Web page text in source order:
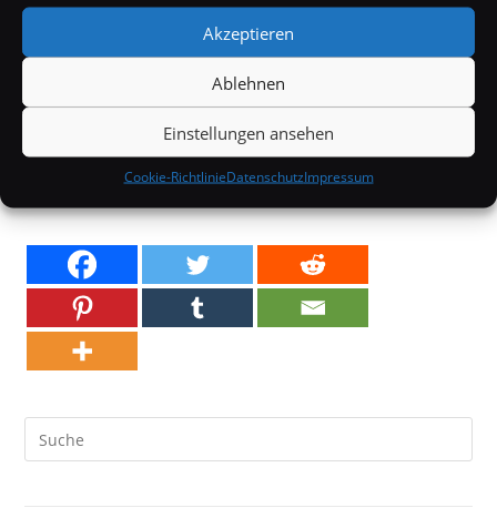
Akzeptieren
Ablehnen
Einstellungen ansehen
Cookie-RichtlinieDatenschutzImpressum